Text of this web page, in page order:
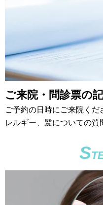
ご来院・問診票の
ご予約の日時にご来院く
レルギー、髪についての質
S